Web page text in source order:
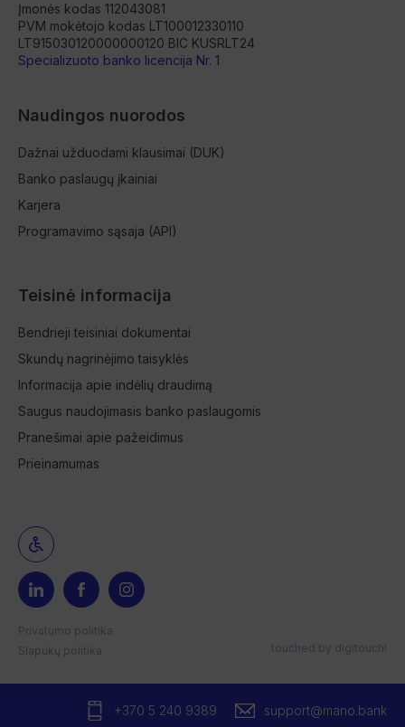
+370 5 240 9389 support@mano.bank
Įmonės kodas 112043081
PVM mokėtojo kodas LT100012330110
LT915030120000000120 BIC KUSRLT24
Specializuoto banko licencija Nr. 1
Naudingos nuorodos
Dažnai užduodami klausimai (DUK)
Banko paslaugų įkainiai
Karjera
Programavimo sąsaja (API)
Teisinė informacija
Bendrieji teisiniai dokumentai
Skundų nagrinėjimo taisyklės
Informacija apie indėlių draudimą
Saugus naudojimasis banko paslaugomis
Pranešimai apie pažeidimus
Prieinamumas
Privatumo politika
Slapukų politika
touched by digitouch!